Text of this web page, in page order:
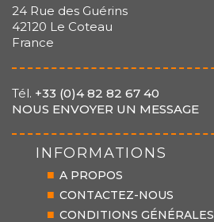
24 Rue des Guérins
42120 Le Coteau
France
Tél. +33 (0)4 82 82 67 40
NOUS ENVOYER UN MESSAGE
INFORMATIONS
A PROPOS
CONTACTEZ-NOUS
CONDITIONS GÉNÉRALES